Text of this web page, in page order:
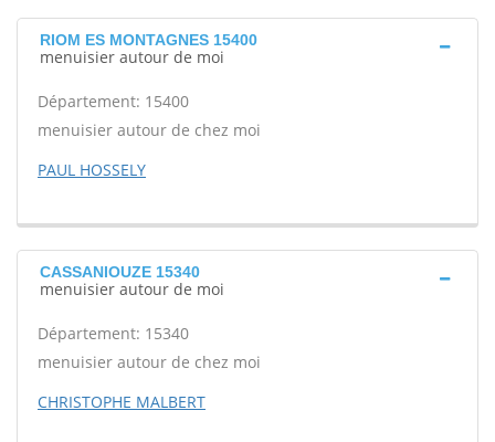
RIOM ES MONTAGNES 15400
menuisier autour de moi
Département: 15400
menuisier autour de chez moi
PAUL HOSSELY
CASSANIOUZE 15340
menuisier autour de moi
Département: 15340
menuisier autour de chez moi
CHRISTOPHE MALBERT